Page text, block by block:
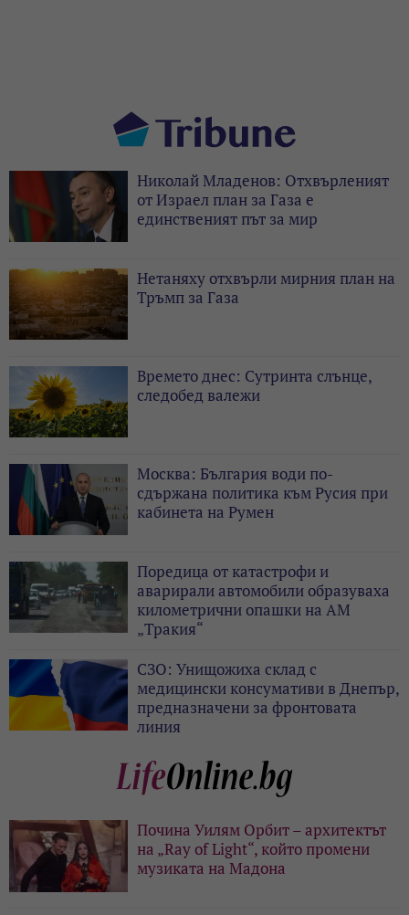
Николай Младенов: Отхвърленият
от Израел план за Газа е
единственият път за мир
Нетаняху отхвърли мирния план на
Тръмп за Газа
Времето днес: Сутринта слънце,
следобед валежи
Москва: България води по-
сдържана политика към Русия при
кабинета на Румен
Поредица от катастрофи и
аварирали автомобили образуваха
километрични опашки на АМ
„Тракия“
СЗО: Унищожиха склад с
медицински консумативи в Днепър,
предназначени за фронтовата
линия
Почина Уилям Орбит – архитектът
на „Ray of Light“, който промени
музиката на Мадона